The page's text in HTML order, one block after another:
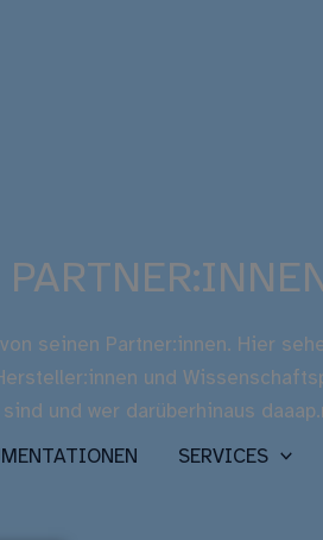
SERVICES
seinen Partner:innen. Hier
und
und wer darüberhinaus